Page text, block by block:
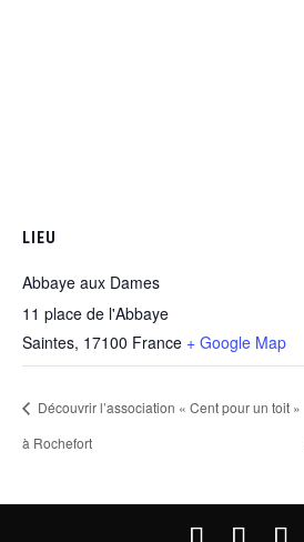
LIEU
Abbaye aux Dames
11 place de l'Abbaye
Saintes, 17100 France + Google Map
Découvrir l’association « Cent pour un toit »
à Rochefort